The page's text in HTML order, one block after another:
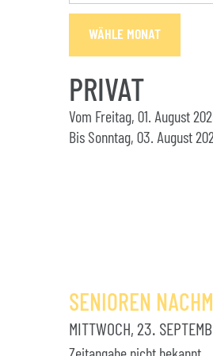
WÄHLE MONAT
PRIVAT
Vom Freitag, 01. August
Bis Sonntag, 03. August
SENIOREN
MITTWOCH, 23.